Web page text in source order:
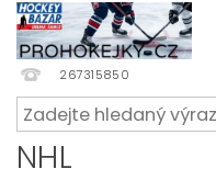
267315850
NHL